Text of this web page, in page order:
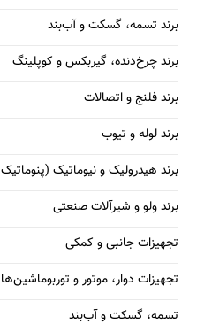
برند تسمه، گسکت و آب‌بند
برند چرخ‌دنده، گیربکس و کوپلینگ
برند فلنج و اتصالات
برند لوله و تیوب
برند هیدرولیک و نیوماتیک (پنوماتیک
برند ولو و شیرآلات صنعتی
تجهیزات جانبی و کمکی
تجهیزات دوار، موتور و توربوماشین‌ها
تسمه، گسکت و آب‌بند